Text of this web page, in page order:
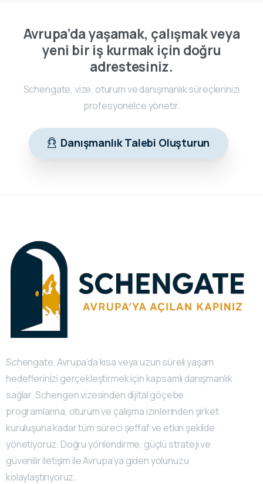
Avrupa’da yaşamak, çalışmak veya
yeni bir iş kurmak için doğru
adrestesiniz.
Schengate, vize, oturum ve danışmanlık süreçlerinizi
profesyonelce yönetir.
Danışmanlık Talebi Oluşturun
Schengate, Avrupa’da kısa veya uzun süreli yaşam
hedeflerinizi gerçekleştirmek için kapsamlı danışmanlık
sağlar. Schengen vizesinden dijital göçebe
programlarına, oturum ve çalışma izinlerinden şirket
kuruluşuna kadar tüm süreci şeffaf ve etkin şekilde
yönetiyoruz. Doğru yönlendirme, güçlü strateji ve
güvenilir iletişim ile Avrupa’ya giden yolunuzu
kolaylaştırıyoruz.